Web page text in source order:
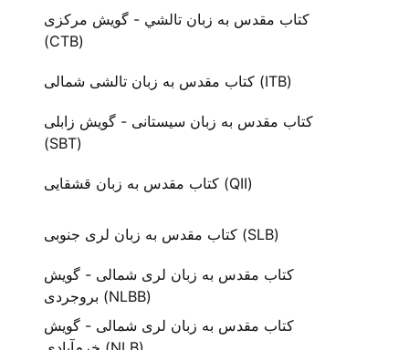
کتاب مقدس به زبان تالشي - گویش مرکزی
(CTB)
کتاب مقدس به زبان تالشی شمالی (ITB)
کتاب مقدس به زبان سیستانی - گویش زابلی
(SBT)
کتاب مقدس به زبان قشقایی (QII)
کتاب مقدس به زبان لری جنوبی (SLB)
کتاب مقدس به زبان لری شمالی - گویش
بروجردی (NLBB)
کتاب مقدس به زبان لری شمالی - گویش